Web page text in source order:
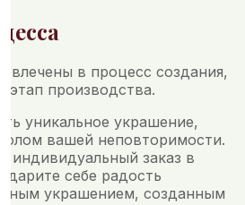
в процесс создания,
этап производства.
уникальное украшение,
вашей неповторимости.
индивидуальный заказ в
себе радость
украшением, созданным